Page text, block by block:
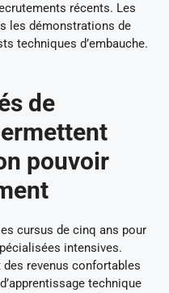
récents. Les
les démonstrations de
techniques d’embauche.
de
pouvoir
cursus de cinq ans pour
intensives.
revenus confortables
technique